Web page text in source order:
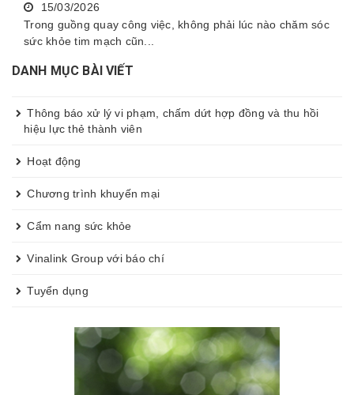
15/03/2026
Trong guồng quay công việc, không phải lúc nào chăm sóc
sức khỏe tim mạch cũn...
DANH MỤC BÀI VIẾT
Thông báo xử lý vi phạm, chấm dứt hợp đồng và thu hồi
hiệu lực thẻ thành viên
Hoạt động
Chương trình khuyến mại
Cẩm nang sức khỏe
Vinalink Group với báo chí
Tuyển dụng